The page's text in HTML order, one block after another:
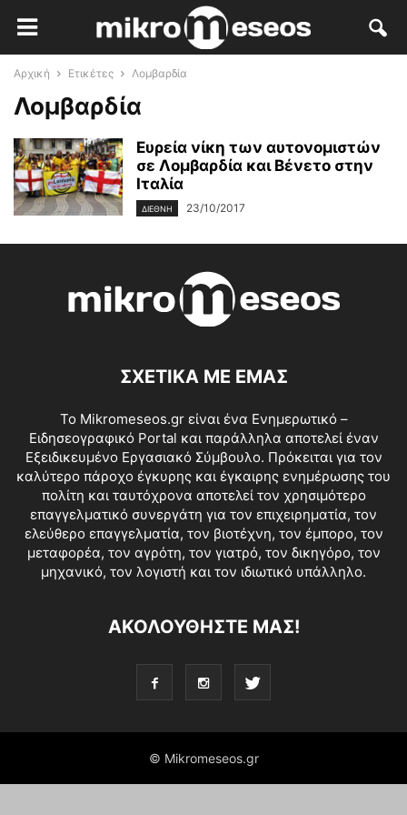
Αρχική Ετικέτες Λομβαρδία
Λομβαρδία
Ευρεία νίκη των αυτονομιστών
σε Λομβαρδία και Βένετο στην
Ιταλία
ΔΙΕΘΝΉ 23/10/2017
ΣΧΕΤΙΚΑ ΜΕ ΕΜΑΣ
Το Mikromeseos.gr είναι ένα Ενημερωτικό –
Ειδησεογραφικό Portal και παράλληλα αποτελεί έναν
Εξειδικευμένο Εργασιακό Σύμβουλο. Πρόκειται για τον
καλύτερο πάροχο έγκυρης και έγκαιρης ενημέρωσης του
πολίτη και ταυτόχρονα αποτελεί τον χρησιμότερο
επαγγελματικό συνεργάτη για τον επιχειρηματία, τον
ελεύθερο επαγγελματία, τον βιοτέχνη, τον έμπορο, τον
μεταφορέα, τον αγρότη, τον γιατρό, τον δικηγόρο, τον
μηχανικό, τον λογιστή και τον ιδιωτικό υπάλληλο.
ΑΚΟΛΟΥΘΗΣΤΕ ΜΑΣ!
© Mikromeseos.gr